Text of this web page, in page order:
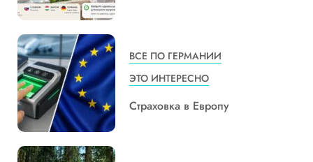
ВСЕ ПО ГЕРМАНИИ
ЭТО ИНТЕРЕСНО
Страховка в Европу